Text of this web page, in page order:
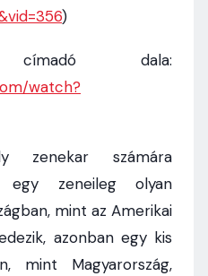
)
dala:
watch?
zenekar számára
egy zeneileg olyan
mint az Amerikai
azonban egy kis
mint Magyarország,